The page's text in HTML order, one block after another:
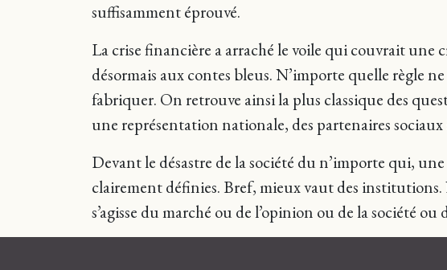
suffisamment éprouvé.
La crise financière a arraché le voile qui couvrait
désormais aux contes bleus. N’importe quelle règle
fabriquer. On retrouve ainsi la plus classique des
une représentation nationale, des partenaires sociaux
Devant le désastre de la société du n’importe qui,
clairement définies. Bref, mieux vaut des
s’agisse du marché ou de l’opinion ou de la société